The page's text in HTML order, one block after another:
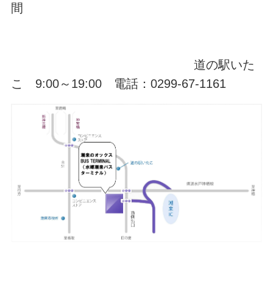
間
道の駅いた
こ 9:00～19:00 電話：0299-67-1161